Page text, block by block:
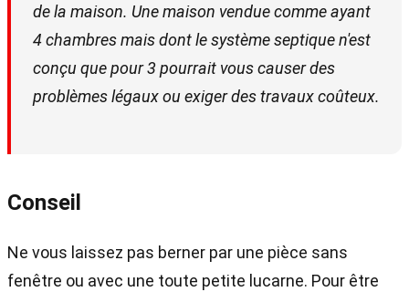
de la maison. Une maison vendue comme ayant
4 chambres mais dont le système septique n'est
conçu que pour 3 pourrait vous causer des
problèmes légaux ou exiger des travaux coûteux.
Conseil
Ne vous laissez pas berner par une pièce sans
fenêtre ou avec une toute petite lucarne. Pour être